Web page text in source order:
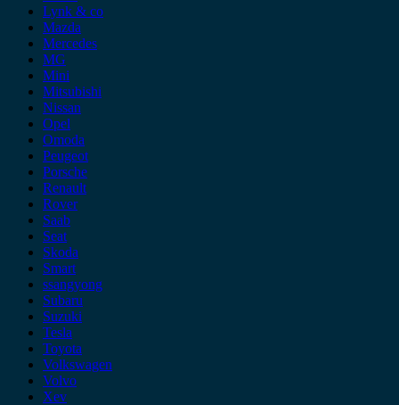
Lynk & co
Mazda
Mercedes
MG
Mini
Mitsubishi
Nissan
Opel
Omoda
Peugeot
Porsche
Renault
Rover
Saab
Seat
Skoda
Smart
ssangyong
Subaru
Suzuki
Tesla
Toyota
Volkswagen
Volvo
Xev